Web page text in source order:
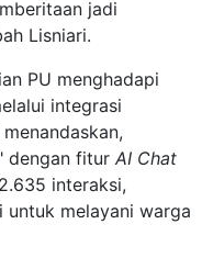
jadi
Lisniari.
PU menghadapi
integrasi
dengan fitur AI Chat
interaksi,
untuk melayani warga